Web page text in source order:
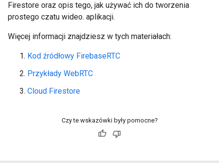
Firestore oraz opis tego, jak używać ich do tworzenia
prostego czatu wideo. aplikacji.
Więcej informacji znajdziesz w tych materiałach:
Kod źródłowy FirebaseRTC
Przykłady WebRTC
Cloud Firestore
Czy te wskazówki były pomocne?